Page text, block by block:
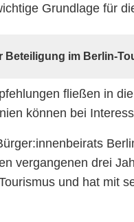
Grundlage für
Beteiligung im Berlin-
fließen in
können bei
vergangenen drei
und hat mit